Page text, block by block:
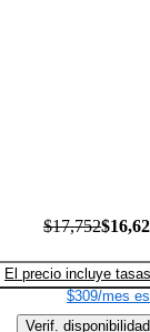
$17,752
El precio incluye tasas
$309/mes
Verif. disponibilidad